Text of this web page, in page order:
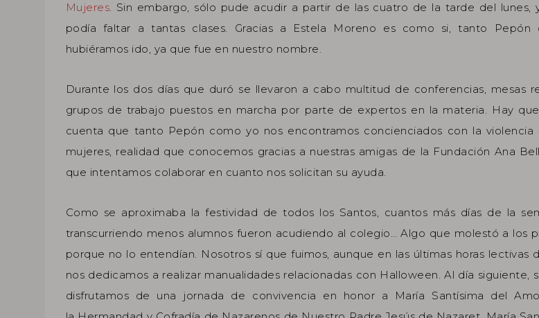
Mujeres. Sin embargo, sólo pude acudir a partir de las cuatro de la tarde del lunes,
podía faltar a tantas clases. Gracias a Estela Moreno es como si, tanto Pepón
hubiéramos ido, ya que fue en nuestro nombre.
Durante los dos días que duró se llevaron a cabo multitud de conferencias, mesas
grupos de trabajo puestos en marcha por parte de expertos en la materia. Hay
cuenta que tanto Pepón como yo nos encontramos concienciados con la violencia
mujeres, realidad que conocemos gracias a nuestras amigas de la Fundación Ana
que intentamos colaborar en cuanto nos solicitan su ayuda.
Como se aproximaba la festividad de todos los Santos, cuantos más días de la
transcurriendo menos alumnos fueron acudiendo al colegio… Algo que molestó a los
porque no lo entendían. Nosotros sí que fuimos, aunque en las últimas horas lectivas
nos dedicamos a realizar manualidades relacionadas con Halloween. Al día siguiente,
disfrutamos de una jornada de convivencia en honor a María Santísima del